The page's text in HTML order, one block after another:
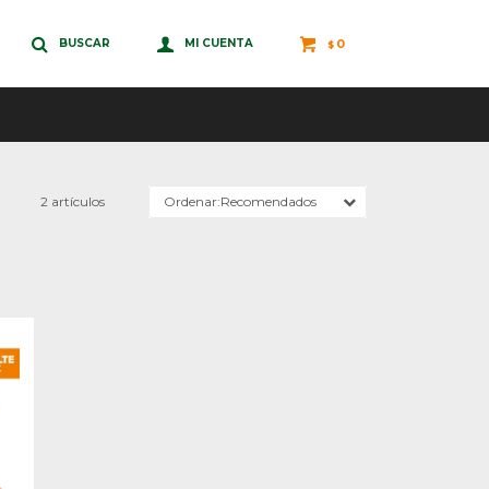
$ 0
2 artículos Recomendados